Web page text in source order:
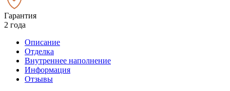
Гарантия
2 года
Описание
Отделка
Внутреннее наполнение
Информация
Отзывы